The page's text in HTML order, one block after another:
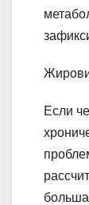
Если